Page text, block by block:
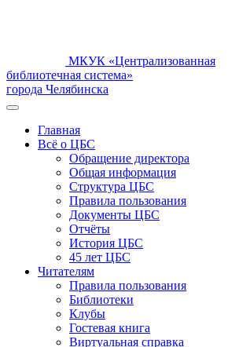
МКУК «Централизованная
библиотечная система»
города Челябинска
Главная
Всё о ЦБС
Обращение директора
Общая информация
Структура ЦБС
Правила пользования
Документы ЦБС
Отчёты
История ЦБС
45 лет ЦБС
Читателям
Правила пользования
Библиотеки
Клубы
Гостевая книга
Виртуальная справка